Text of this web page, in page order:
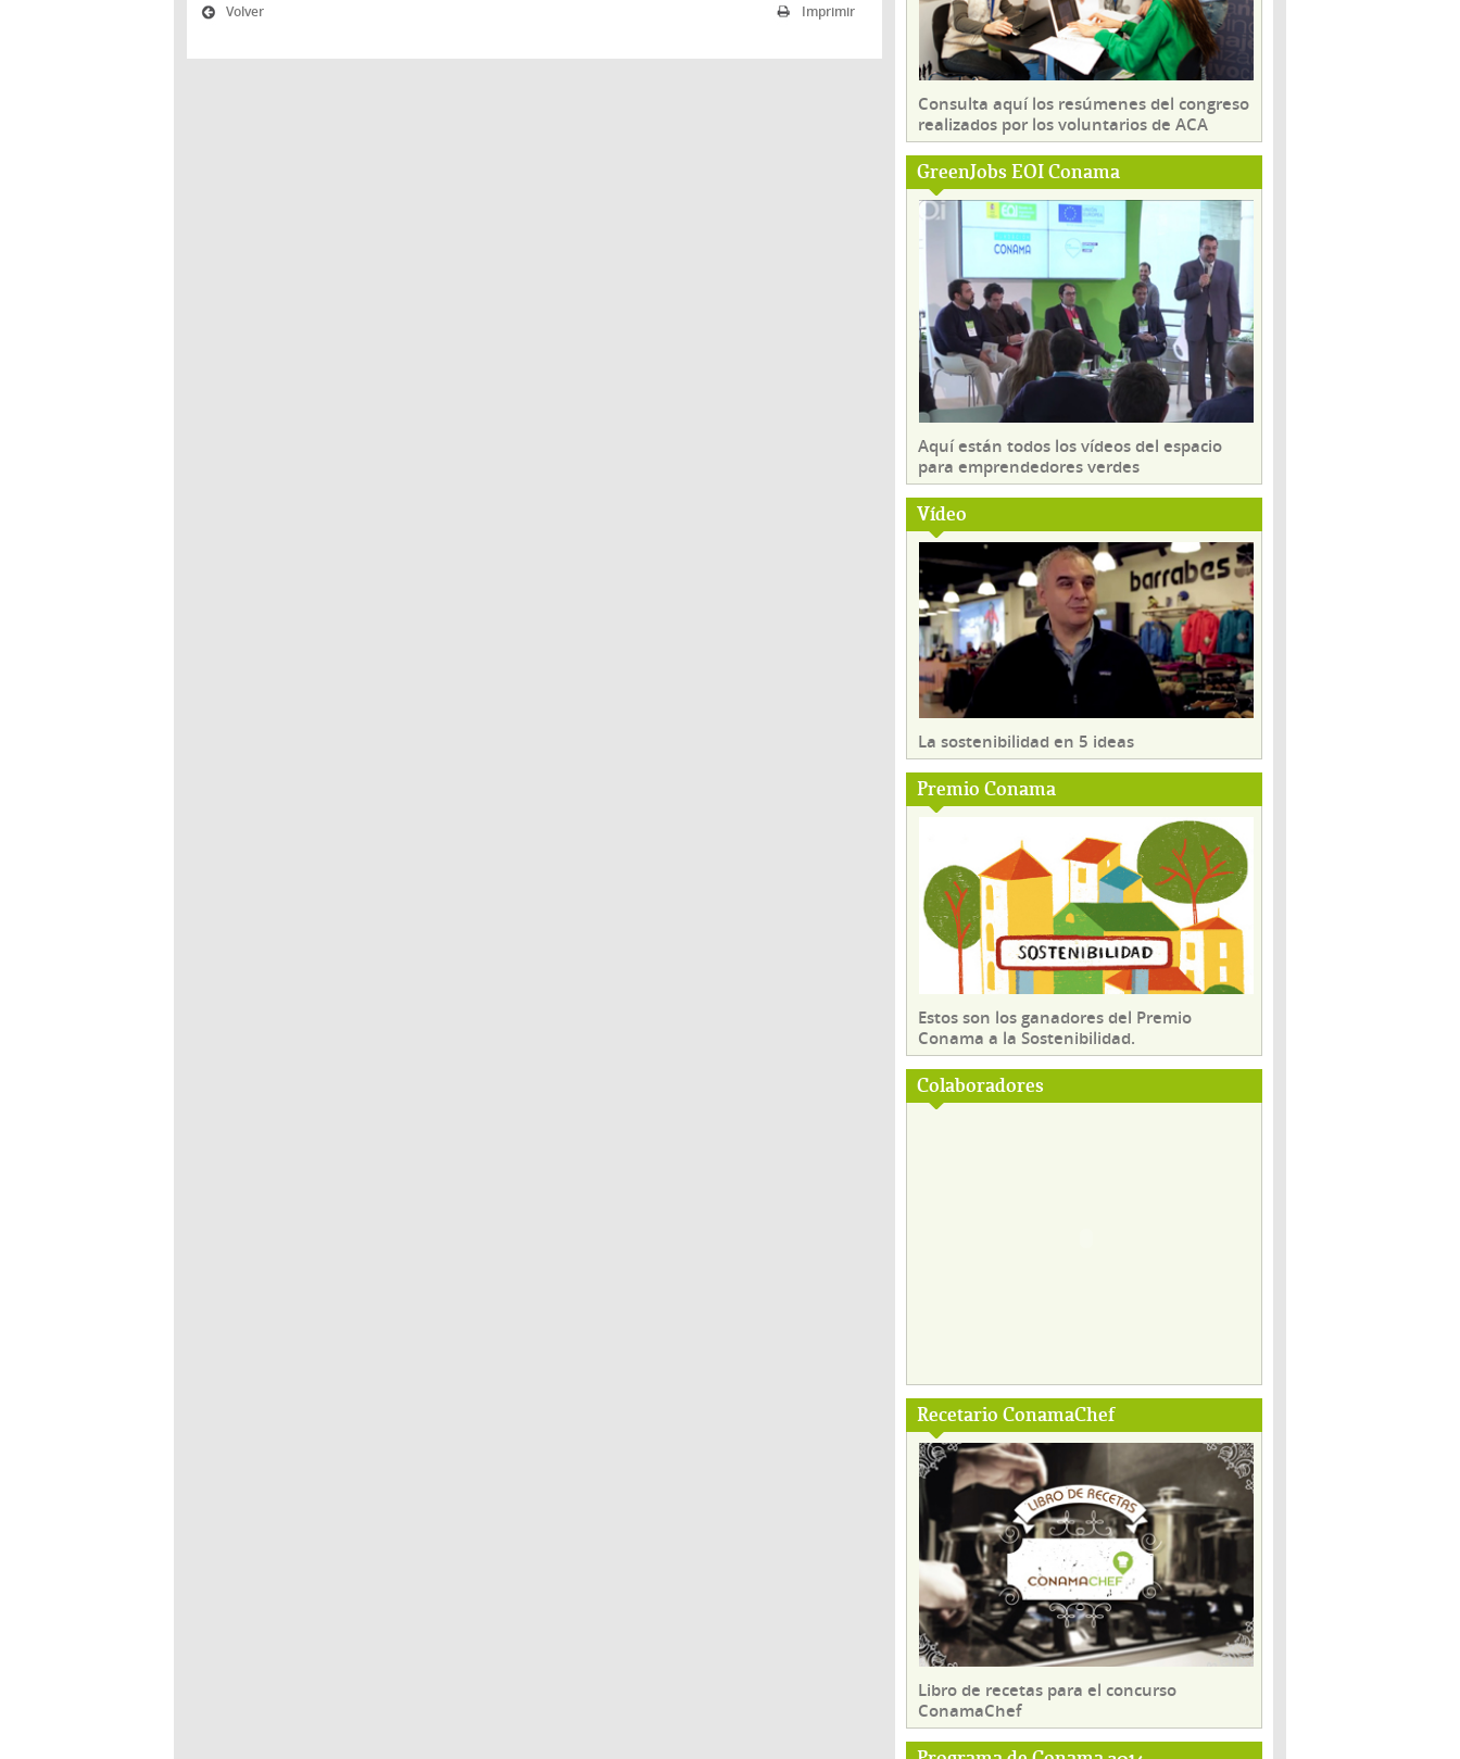
Consulta aquí los resúmenes del congreso
realizados por los voluntarios de ACA
GreenJobs EOI Conama
Aquí están todos los vídeos del espacio
para emprendedores verdes
Vídeo
La sostenibilidad en 5 ideas
Premio Conama
Estos son los ganadores del Premio
Conama a la Sostenibilidad.
Colaboradores
Recetario ConamaChef
Libro de recetas para el concurso
ConamaChef
Imprimir
Volver